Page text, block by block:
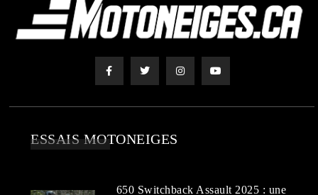
ESSAIS MOTONEIGES
650 Switchback Assault 2025 : une